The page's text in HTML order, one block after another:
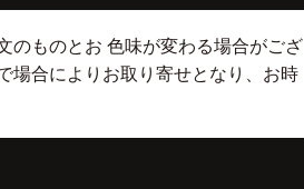
のものとお 色味が変わる場合がござ
場合によりお取り寄せとなり、お時